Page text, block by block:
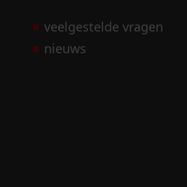
veelgestelde vragen
nieuws